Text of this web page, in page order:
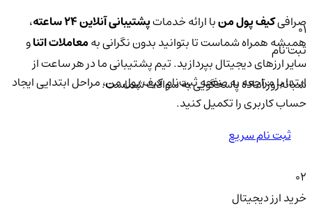
صرافیکیف پول منبا ارائه خدماتپشتیبانی آنلاین ۲۴ ساعته
،
همیشه همراه شماست تا بتوانید بدون نگرانی بهمعاملات اتناو
سایر ارزهای دیجیتال بپردازید. تیم پشتیبانی ما در هر ساعت از
شبانه‌روز آماده پاسخگویی به سوالات شماست.
01
ثبت نام
ابتدا با مراجعه به صفحه ثبت‌نام کیف‌ پول من، مراحل ابتدایی ایجاد
حساب کاربری را تکمیل کنید.
ثبت نام سریع
02
خرید ارز دیجیتال